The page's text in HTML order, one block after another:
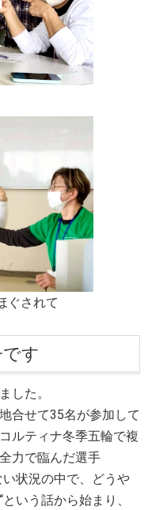
ぐされて
す
した。
合せて35名が参加して
ルティナ冬季五輪で複
力で臨んだ選手
状況の中で、どうや
いう話から始まり、